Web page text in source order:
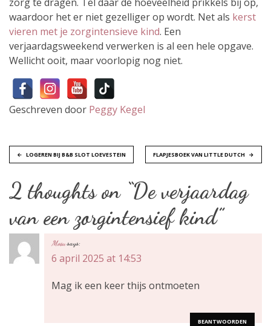
waardoor het er niet gezelliger op wordt. Net als kerst
vieren met je zorgintensieve kind. Een
verjaardagsweekend verwerken is al een hele opgave.
Wellicht ooit, maar voorlopig nog niet.
Geschreven door Peggy Kegel
B
e
r
i
c
LOGEREN BIJ B&B SLOT LOEVESTEIN FLAPJESBOEK VAN LITTLE DUTCH
2 thoughts on “De verjaardag
van een zorgintensief kind”
Mosu says:
6 april 2025 at 14:53
Mag ik een keer thijs ontmoeten
BEANTWOORDEN